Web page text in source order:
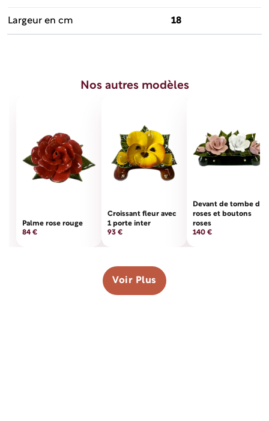
Largeur en cm 18
Nos autres modèles
Palme rose rouge
84 €
Croissant fleur avec
1 porte inter
93 €
Devant de tombe de
roses et boutons
roses
140 €
Voir Plus